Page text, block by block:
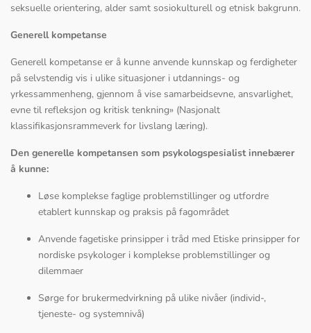
seksuelle orientering, alder samt sosiokulturell og etnisk bakgrunn.
Generell kompetanse
Generell kompetanse er å kunne anvende kunnskap og ferdigheter
på selvstendig vis i ulike situasjoner i utdannings- og
yrkessammenheng, gjennom å vise samarbeidsevne, ansvarlighet,
evne til refleksjon og kritisk tenkning» (Nasjonalt
klassifikasjonsrammeverk for livslang læring).
Den generelle kompetansen som psykologspesialist innebærer
å kunne:
Løse komplekse faglige problemstillinger og utfordre
etablert kunnskap og praksis på fagområdet
Anvende fagetiske prinsipper i tråd med Etiske prinsipper for
nordiske psykologer i komplekse problemstillinger og
dilemmaer
Sørge for brukermedvirkning på ulike nivåer (individ-,
tjeneste- og systemnivå)